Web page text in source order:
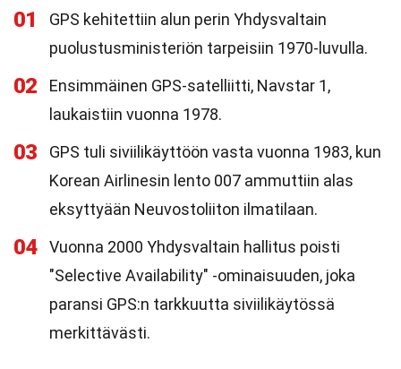
01
GPS kehitettiin alun perin Yhdysvaltain
puolustusministeriön tarpeisiin 1970-luvulla.
02
Ensimmäinen GPS-satelliitti, Navstar 1,
laukaistiin vuonna 1978.
03
GPS tuli siviilikäyttöön vasta vuonna 1983, kun
Korean Airlinesin lento 007 ammuttiin alas
eksyttyään Neuvostoliiton ilmatilaan.
04
Vuonna 2000 Yhdysvaltain hallitus poisti
"Selective Availability" -ominaisuuden, joka
paransi GPS:n tarkkuutta siviilikäytössä
merkittävästi.